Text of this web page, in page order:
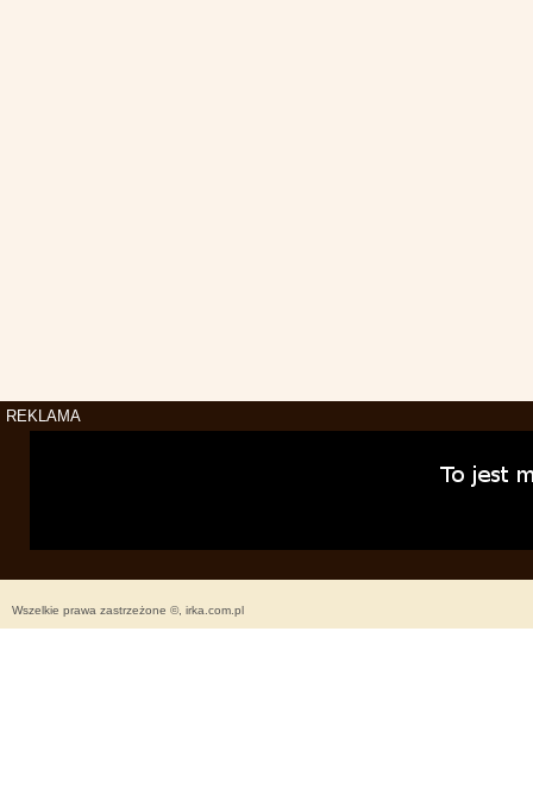
REKLAMA
Wszelkie prawa zastrzeżone ©, irka.com.pl